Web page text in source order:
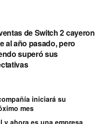
de Switch 2 cayeron
al año pasado, pero
superó sus
iniciará su
mes